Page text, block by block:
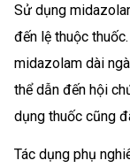
Sử dụng
đến lệ thuộc
midazolam dài
thể dẫn đến hội
dụng thuốc cũng
Tác dụng phụ